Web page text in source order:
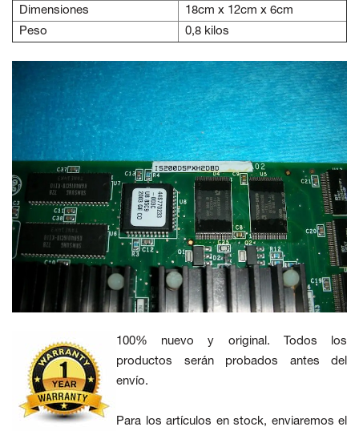
Dimensiones
18cm x 12cm x 6cm
Peso
0,8 kilos
100% nuevo y original. Todos los
productos serán probados antes del
envío.
Para los artículos en stock, enviaremos el